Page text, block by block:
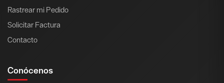
Rastrear mi Pedido
Solicitar Factura
Contacto
Conócenos